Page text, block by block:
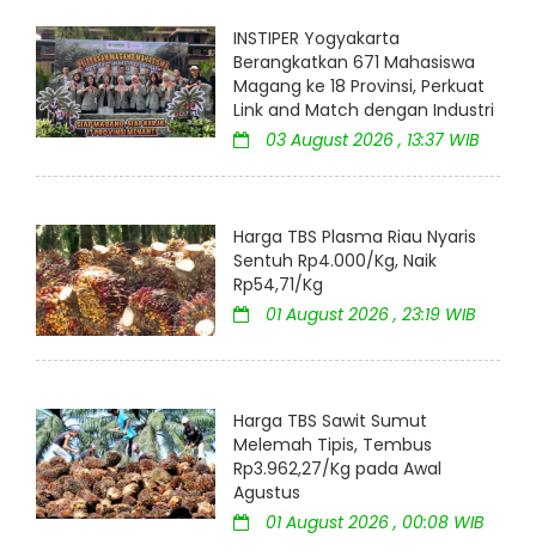
INSTIPER Yogyakarta
Berangkatkan 671 Mahasiswa
Magang ke 18 Provinsi, Perkuat
Link and Match dengan Industri
03 August 2026 , 13:37 WIB
Harga TBS Plasma Riau Nyaris
Sentuh Rp4.000/Kg, Naik
Rp54,71/Kg
01 August 2026 , 23:19 WIB
Harga TBS Sawit Sumut
Melemah Tipis, Tembus
Rp3.962,27/Kg pada Awal
Agustus
01 August 2026 , 00:08 WIB